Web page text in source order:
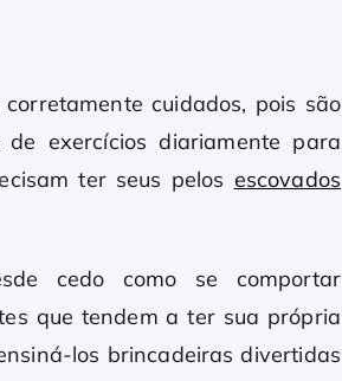
cuidados, pois são
exercícios diariamente para
ter seus pelos escovados
cedo como se comportar
que tendem a ter sua própria
los brincadeiras divertidas